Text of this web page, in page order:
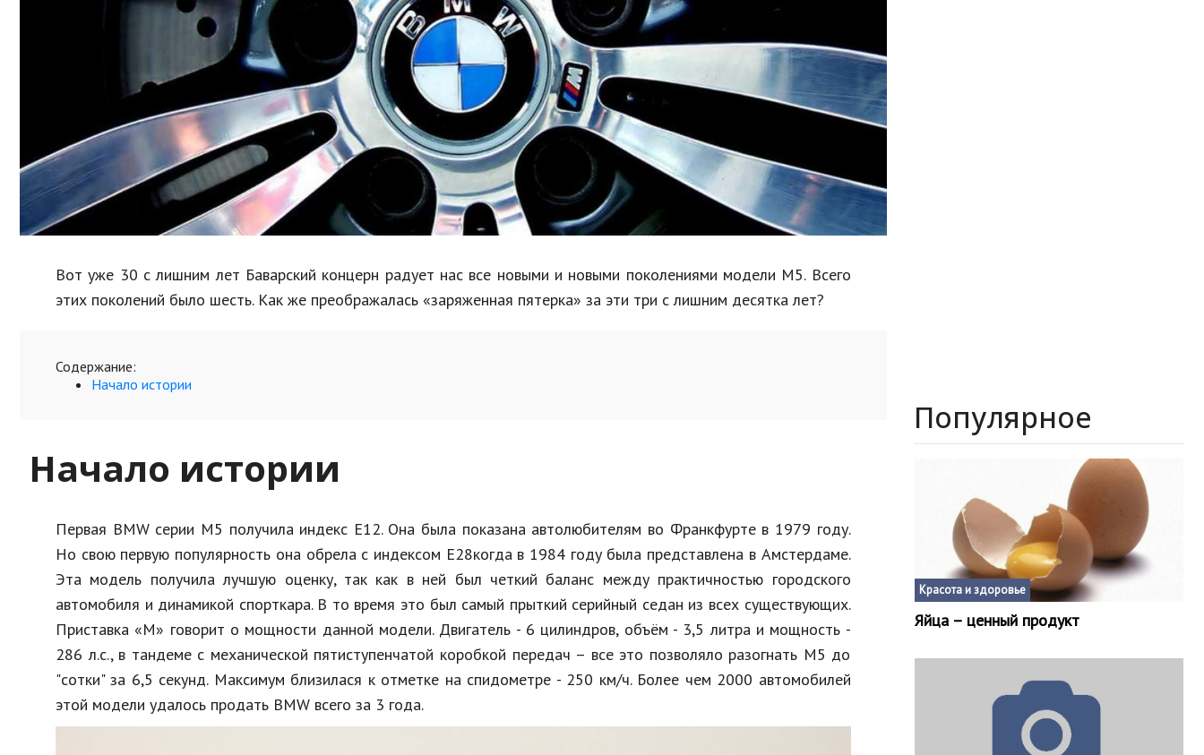
Авто, мото
Спорт
Знаменитости
Недвижимость
Спорт и фитнес
Психология и отношения
Творчество и рукоделие
Разное
Работа и бизнес
Животные
Еда и напитки
Праздники и подарки
Бизнес
Хобби и развлечения
Финансы
Природа
Образование
Наука и технологии
Вот уже 30 с лишним лет Баварский концерн радует нас все новыми и новыми поколениями модели М5. Всего
этих поколений было шесть. Как же преображалась «заряженная пятерка» за эти три с лишним десятка лет?
Содержание:
Начало истории
Начало истории
Первая BMW серии М5 получила индекс Е12. Она была показана автолюбителям во Франкфурте в 1979 году.
Но свою первую популярность она обрела с индексом Е28когда в 1984 году была представлена в Амстердаме.
Эта модель получила лучшую оценку, так как в ней был четкий баланс между практичностью городского
автомобиля и динамикой спорткара. В то время это был самый прыткий серийный седан из всех существующих.
Приставка «М» говорит о мощности данной модели. Двигатель - 6 цилиндров, объём - 3,5 литра и мощность -
286 л.с., в тандеме с механической пятиступенчатой коробкой передач – все это позволяло разогнать М5 до
"сотки" за 6,5 секунд. Максимум близилася к отметке на спидометре - 250 км/ч. Более чем 2000 автомобилей
этой модели удалось продать BMW всего за 3 года.
Популярное
Красота и здоровье
Яйца – ценный продукт